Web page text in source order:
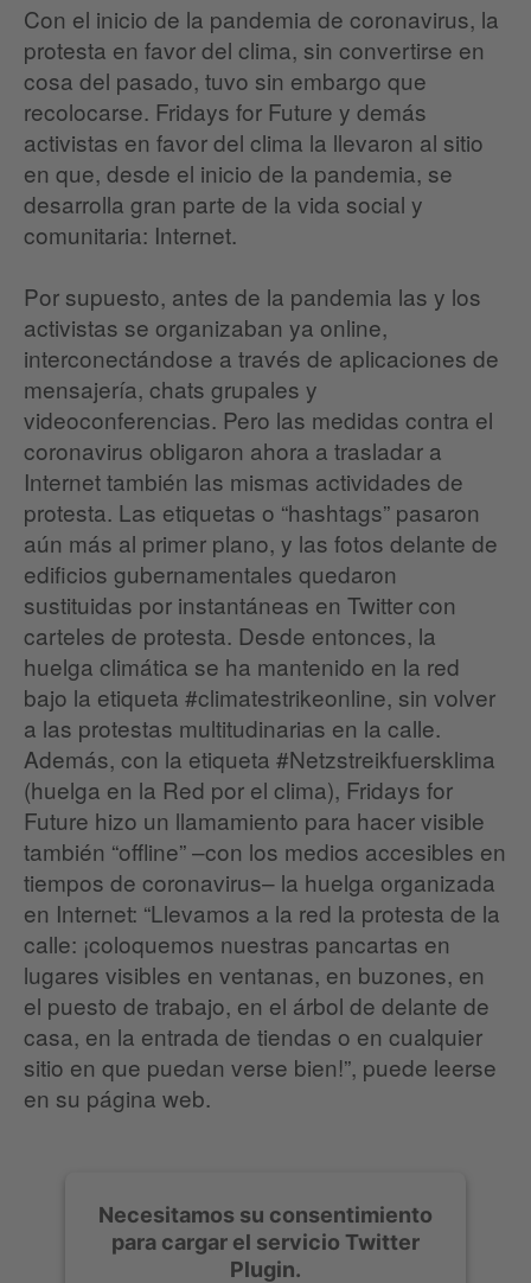
Con el inicio de la pandemia de coronavirus, la
protesta en favor del clima, sin convertirse en
cosa del pasado, tuvo sin embargo que
recolocarse. Fridays for Future y demás
activistas en favor del clima la llevaron al sitio
en que, desde el inicio de la pandemia, se
desarrolla gran parte de la vida social y
comunitaria: Internet.
Por supuesto, antes de la pandemia las y los
activistas se organizaban ya online,
interconectándose a través de aplicaciones de
mensajería, chats grupales y
videoconferencias. Pero las medidas contra el
coronavirus obligaron ahora a trasladar a
Internet también las mismas actividades de
protesta. Las etiquetas o “hashtags” pasaron
aún más al primer plano, y las fotos delante de
edificios gubernamentales quedaron
sustituidas por instantáneas en Twitter con
carteles de protesta. Desde entonces, la
huelga climática se ha mantenido en la red
bajo la etiqueta #climatestrikeonline, sin volver
a las protestas multitudinarias en la calle.
Además, con la etiqueta #Netzstreikfuersklima
(huelga en la Red por el clima), Fridays for
Future hizo un llamamiento para hacer visible
también “offline” –con los medios accesibles en
tiempos de coronavirus– la huelga organizada
en Internet: “Llevamos a la red la protesta de la
calle: ¡coloquemos nuestras pancartas en
lugares visibles en ventanas, en buzones, en
el puesto de trabajo, en el árbol de delante de
casa, en la entrada de tiendas o en cualquier
sitio en que puedan verse bien!”, puede leerse
en su página web.
Necesitamos su consentimiento
para cargar el servicio Twitter
Plugin.